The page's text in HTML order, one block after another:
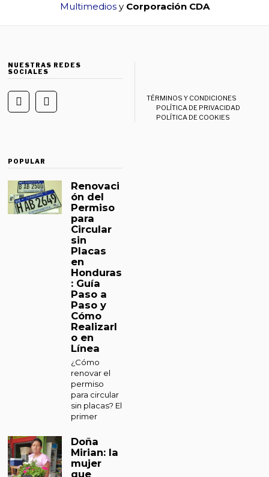
Multimediosy Corporación CDA
NUESTRAS REDES
SOCIALES
TÉRMINOS Y CONDICIONES
POLÍTICA DE PRIVACIDAD
POLÍTICA DE COOKIES
POPULAR
Renovaci
ón del
Permiso
para
Circular
sin
Placas
en
Honduras
: Guía
Paso a
Paso y
Cómo
Realizarl
o en
Línea
¿Cómo
renovar el
permiso
para circular
sin placas? El
primer
Doña
Mirian: la
mujer
que